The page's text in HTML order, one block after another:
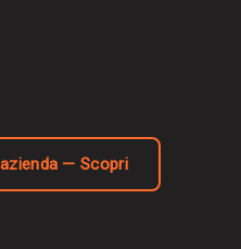
— Scopri